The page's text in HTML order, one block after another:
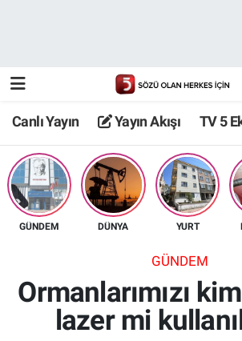
Canlı Yayın Yayın Akışı TV 5
GÜNDEM DÜNYA YURT
GÜNDEM
Ormanlarımızı
lazer mi
TV 5 Ekranı ve Arşiv